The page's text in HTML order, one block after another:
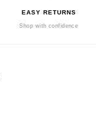
EASY RETURNS
Shop with confidence